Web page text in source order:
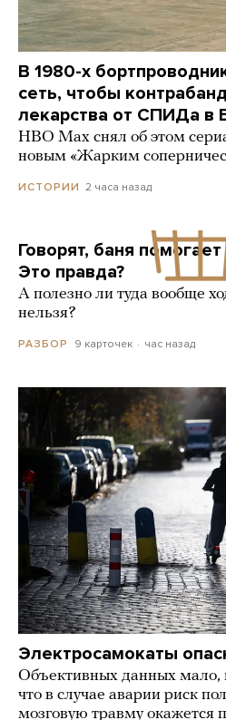
В 1980-х
сеть, чтобы
лекарства от СПИДа в
HBO Max снял об этом
новым «Жарким
ИСТОРИИ 2 часа назад
Говорят, баня
Это правда?
А полезно ли туда вообще
нельзя?
РАЗБОР 9 карточек час назад
Электросамокаты
Объективных данных мало,
что в случае аварии риск
мозговую травму окажется